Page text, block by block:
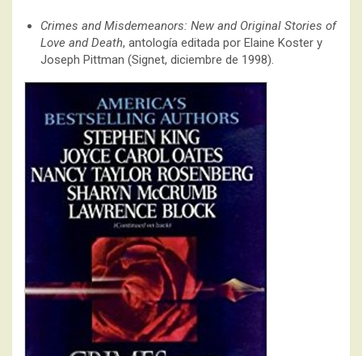
Crimes and Misdemeanors: New and Original Stories of
Love and Death, antología editada por Elaine Koster y
Joseph Pittman (Signet, diciembre de 1998).